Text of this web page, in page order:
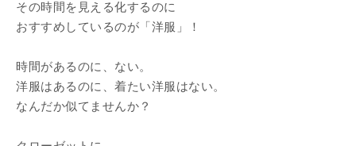
その時間を見える化するのに
おすすめしているのが「洋服」！
時間があるのに、ない。
洋服はあるのに、着たい洋服はない。
なんだか似てませんか？